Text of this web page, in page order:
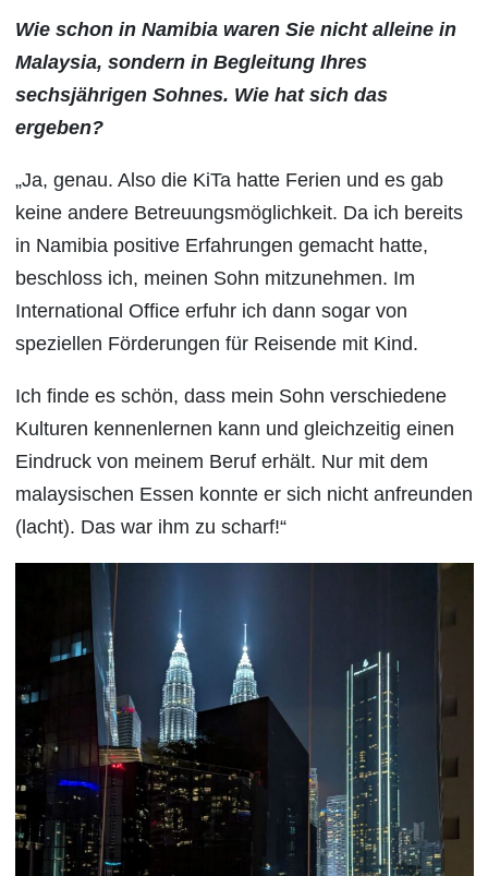
Wie schon in Namibia waren Sie nicht alleine in
Malaysia, sondern in Begleitung Ihres
sechsjährigen Sohnes. Wie hat sich das
ergeben?
„Ja, genau. Also die KiTa hatte Ferien und es gab
keine andere Betreuungsmöglichkeit. Da ich bereits
in Namibia positive Erfahrungen gemacht hatte,
beschloss ich, meinen Sohn mitzunehmen. Im
International Office erfuhr ich dann sogar von
speziellen Förderungen für Reisende mit Kind.
Ich finde es schön, dass mein Sohn verschiedene
Kulturen kennenlernen kann und gleichzeitig einen
Eindruck von meinem Beruf erhält. Nur mit dem
malaysischen Essen konnte er sich nicht anfreunden
(lacht). Das war ihm zu scharf!“